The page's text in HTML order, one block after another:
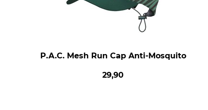
P.A.C. Mesh Run Cap Anti-Mosquito
29,90